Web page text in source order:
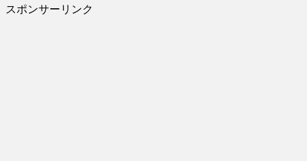
スポンサーリンク